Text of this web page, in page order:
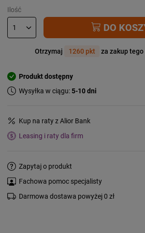
Ilość
DO
Otrzymaj 1260 pkt za zakup
Produkt dostępny
Wysyłka w ciągu:5-10 dni
Kup na raty z Alior Bank
Leasing i raty dla firm
Zapytaj o produkt
Fachowa pomoc specjalisty
Darmowa dostawa powyżej 0 zł